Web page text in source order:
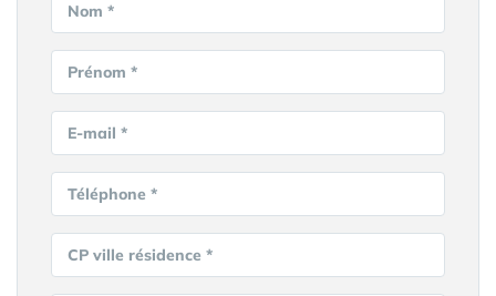
Nom *
Prénom *
E-mail *
Téléphone *
CP ville résidence *